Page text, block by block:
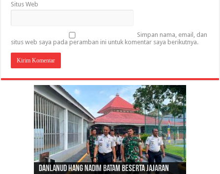
Situs Web
Simpan nama, email, dan
situs web saya pada peramban ini untuk komentar saya berikutnya.
Danlanud Hang Nadim Batam Beserta Jajaran
Silaturahmi dan Reses Komite I DPD RI di Polda
Gubernur Al Haris: Lomba Cerdas Cermat Sarana
Edukasi Pembentukan Karakter Generasi
Gubernur Al Haris Dorong Koperasi Merah Putih
Cepat Beroperasi Agar Bisa Layani Masyarakat
Sosok Fenomenal yang Menggetarkan
Nusantara: Ratu Wangsa, Wanita Berkelas